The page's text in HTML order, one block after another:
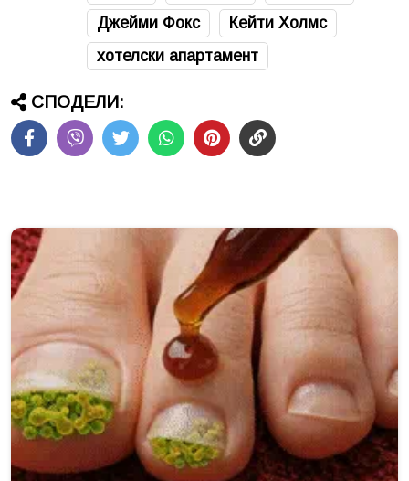
Джейми Фокс
Кейти Холмс
хотелски апартамент
СПОДЕЛИ: